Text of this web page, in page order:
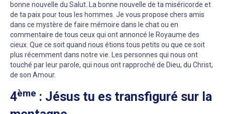
bonne nouvelle du Salut. La bonne nouvelle de ta miséricorde et
de ta paix pour tous les hommes. Je vous propose chers amis
dans ce mystère de faire mémoire dans le chat ou en
commentaire de tous ceux qui ont annoncé le Royaume des
cieux. Que ce soit quand nous étions tous petits ou que ce soit
plus récemment dans notre vie. Les personnes qui nous ont
touché par leur parole, qui nous ont rapproché de Dieu, du Christ,
de son Amour.
4ème : Jésus tu es transfiguré sur la